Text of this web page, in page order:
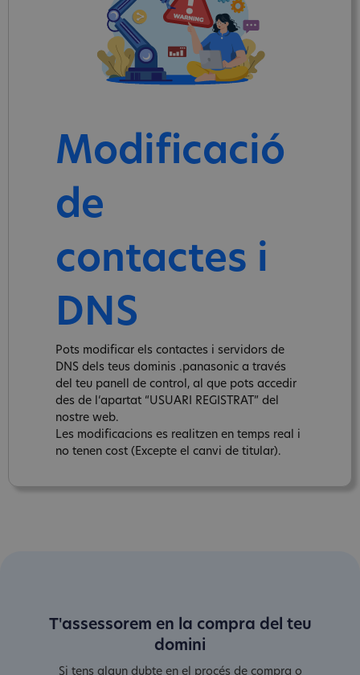
Modificació
de
contactes i
DNS
Pots modificar els contactes i servidors de
DNS dels teus dominis .panasonic a través
del teu panell de control, al que pots accedir
des de l‘apartat “USUARI REGISTRAT” del
nostre web.
Les modificacions es realitzen en temps real i
no tenen cost (Excepte el canvi de titular).
T'assessorem en la compra del teu
domini
Si tens algun dubte en el procés de compra o